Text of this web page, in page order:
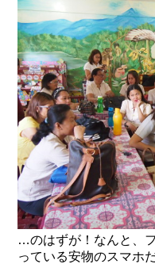
…のはずが！なんと、
っている安物のスマホだ